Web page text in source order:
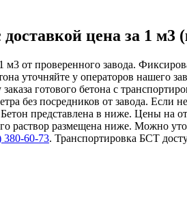
цена за 1 м3
от проверенного завода.
уточняйте у операторов нашего
готового бетона с
без посредников от завода. Если
представлена в ниже. Цены на
раствор размещена ниже. Можно
380-60-73. Транспортировка БСТ